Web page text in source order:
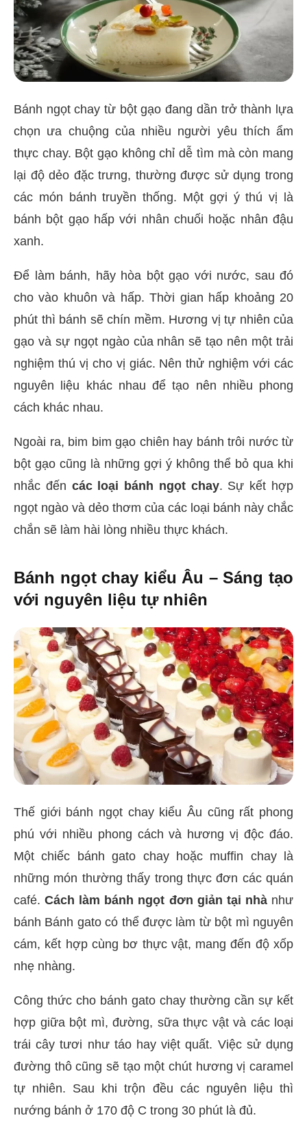
Bánh ngọt chay từ bột gạo đang dần trở thành lựa
chọn ưa chuộng của nhiều người yêu thích ẩm
thực chay. Bột gạo không chỉ dễ tìm mà còn mang
lại độ dẻo đặc trưng, thường được sử dụng trong
các món bánh truyền thống. Một gợi ý thú vị là
bánh bột gạo hấp với nhân chuối hoặc nhân đậu
xanh.
Để làm bánh, hãy hòa bột gạo với nước, sau đó
cho vào khuôn và hấp. Thời gian hấp khoảng 20
phút thì bánh sẽ chín mềm. Hương vị tự nhiên của
gạo và sự ngọt ngào của nhân sẽ tạo nên một trải
nghiệm thú vị cho vị giác. Nên thử nghiệm với các
nguyên liệu khác nhau để tạo nên nhiều phong
cách khác nhau.
Ngoài ra, bim bim gạo chiên hay bánh trôi nước từ
bột gạo cũng là những gợi ý không thể bỏ qua khi
nhắc đến các loại bánh ngọt chay. Sự kết hợp
ngọt ngào và dẻo thơm của các loại bánh này chắc
chắn sẽ làm hài lòng nhiều thực khách.
Bánh ngọt chay kiểu Âu – Sáng tạo
với nguyên liệu tự nhiên
Thế giới bánh ngọt chay kiểu Âu cũng rất phong
phú với nhiều phong cách và hương vị độc đáo.
Một chiếc bánh gato chay hoặc muffin chay là
những món thường thấy trong thực đơn các quán
café.Cách làm bánh ngọt đơn giản tại nhànhư
bánh Bánh gato có thể được làm từ bột mì nguyên
cám, kết hợp cùng bơ thực vật, mang đến độ xốp
nhẹ nhàng.
Công thức cho bánh gato chay thường cần sự kết
hợp giữa bột mì, đường, sữa thực vật và các loại
trái cây tươi như táo hay việt quất. Việc sử dụng
đường thô cũng sẽ tạo một chút hương vị caramel
tự nhiên. Sau khi trộn đều các nguyên liệu thì
nướng bánh ở 170 độ C trong 30 phút là đủ.